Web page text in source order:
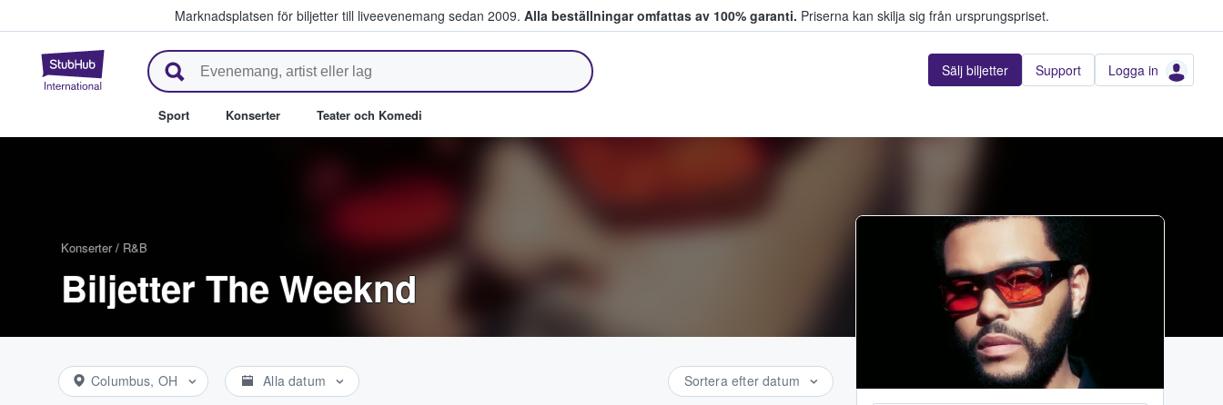
Marknadsplatsen för biljetter till liveevenemang sedan 2009. Alla beställningar omfattas av 100% garanti. Priserna kan skilja sig från ursprungspriset.
StubHub – där fans köper och säljer biljetter. Sälj biljetter Support Logga in
Sport Konserter Teater och Komedi
Konserter / R&B
Biljetter The Weeknd
Columbus, OH Alla datum Sortera efter datum